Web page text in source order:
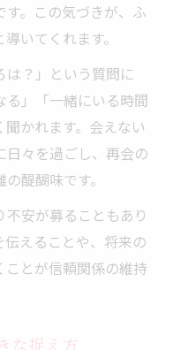
。この気づきが、ふ
いてくれます。
は？」という質問に
る」「一緒にいる時間
かれます。会えない
日々を過ごし、再会の
醍醐味です。
安が募ることもあり
えることや、将来の
とが信頼関係の維持
な捉え方